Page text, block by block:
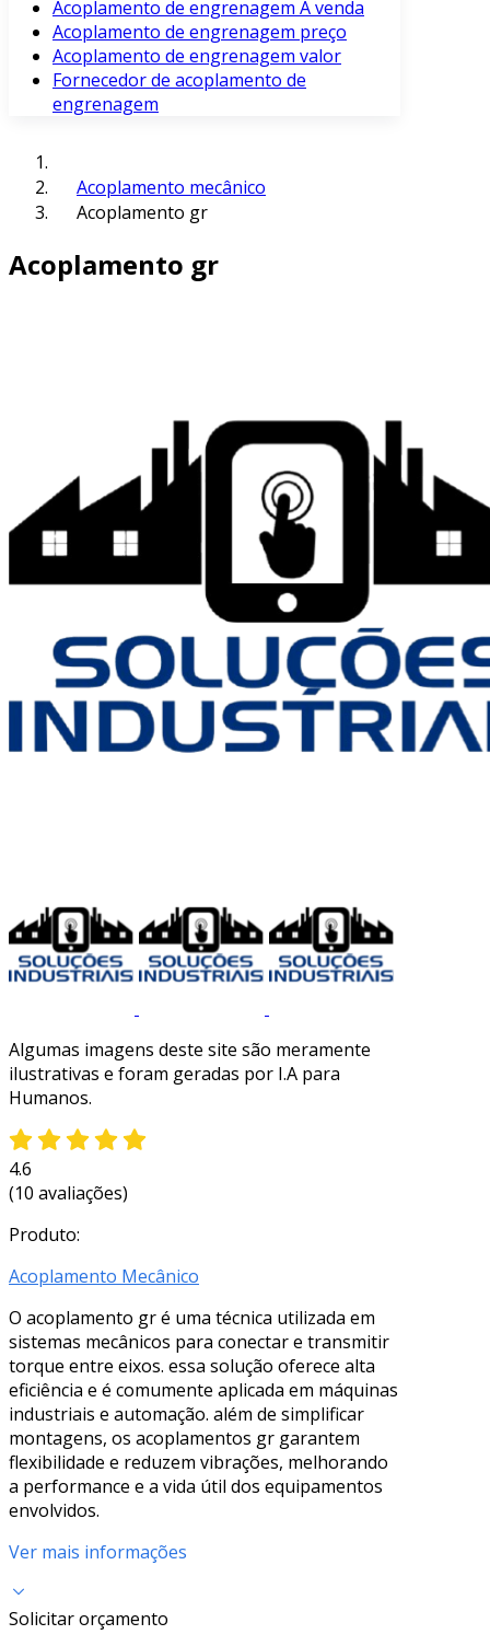
Acoplamento de engrenagem À venda
Acoplamento de engrenagem preço
Acoplamento de engrenagem valor
Fornecedor de acoplamento de
engrenagem
Acoplamento mecânico
Acoplamento gr
Acoplamento gr
Algumas imagens deste site são meramente
ilustrativas e foram geradas por I.A para
Humanos.
4.6
(10 avaliações)
Produto:
Acoplamento Mecânico
O acoplamento gr é uma técnica utilizada em
sistemas mecânicos para conectar e transmitir
torque entre eixos. essa solução oferece alta
eficiência e é comumente aplicada em máquinas
industriais e automação. além de simplificar
montagens, os acoplamentos gr garantem
flexibilidade e reduzem vibrações, melhorando
a performance e a vida útil dos equipamentos
envolvidos.
Ver mais informações
Solicitar orçamento